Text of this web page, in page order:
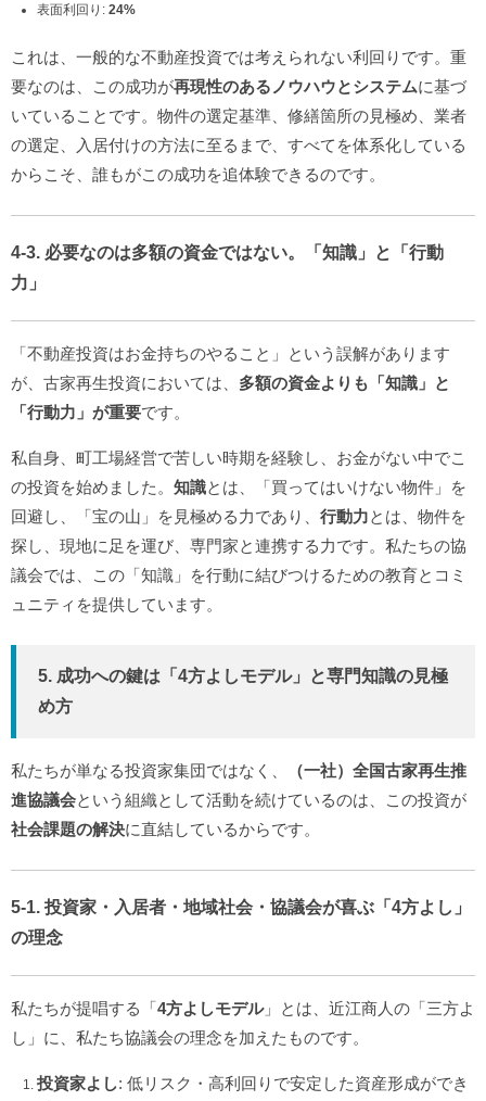
表面利回り: 24%
これは、一般的な不動産投資では考えられない利回りです。重
要なのは、この成功が再現性のあるノウハウとシステムに基づ
いていることです。物件の選定基準、修繕箇所の見極め、業者
の選定、入居付けの方法に至るまで、すべてを体系化している
からこそ、誰もがこの成功を追体験できるのです。
4-3. 必要なのは多額の資金ではない。「知識」と「行動
力」
「不動産投資はお金持ちのやること」という誤解があります
が、古家再生投資においては、 多額の資金よりも「知識」と
「行動力」が重要です。
私自身、町工場経営で苦しい時期を経験し、お金がない中でこ
の投資を始めました。 知識とは、「買ってはいけない物件」を
回避し、「宝の山」を見極める力であり、 行動力とは、物件を
探し、現地に足を運び、専門家と連携する力です。私たちの協
議会では、この「知識」を行動に結びつけるための教育とコミ
ュニティを提供しています。
5. 成功への鍵は「4方よしモデル」と専門知識の見極
め方
私たちが単なる投資家集団ではなく、
（一社）全国古家再生推
進協議会という組織として活動を続けているのは、この投資が
社会課題の解決に直結しているからです。
5-1. 投資家・入居者・地域社会・協議会が喜ぶ「4方よし」
の理念
私たちが提唱する「4方よしモデル」とは、近江商人の「三方よ
し」に、私たち協議会の理念を加えたものです。
投資家よし: 低リスク・高利回りで安定した資産形成ができ